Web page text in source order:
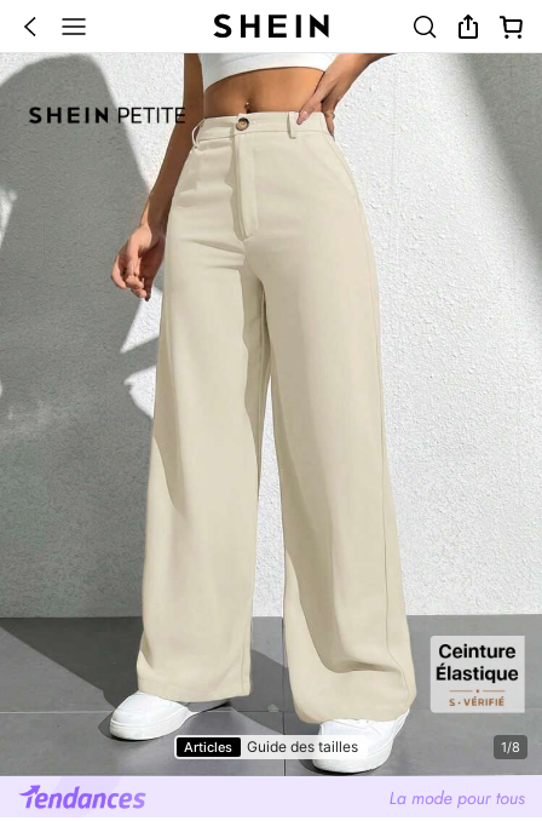
Articles Guide des tailles 1/8